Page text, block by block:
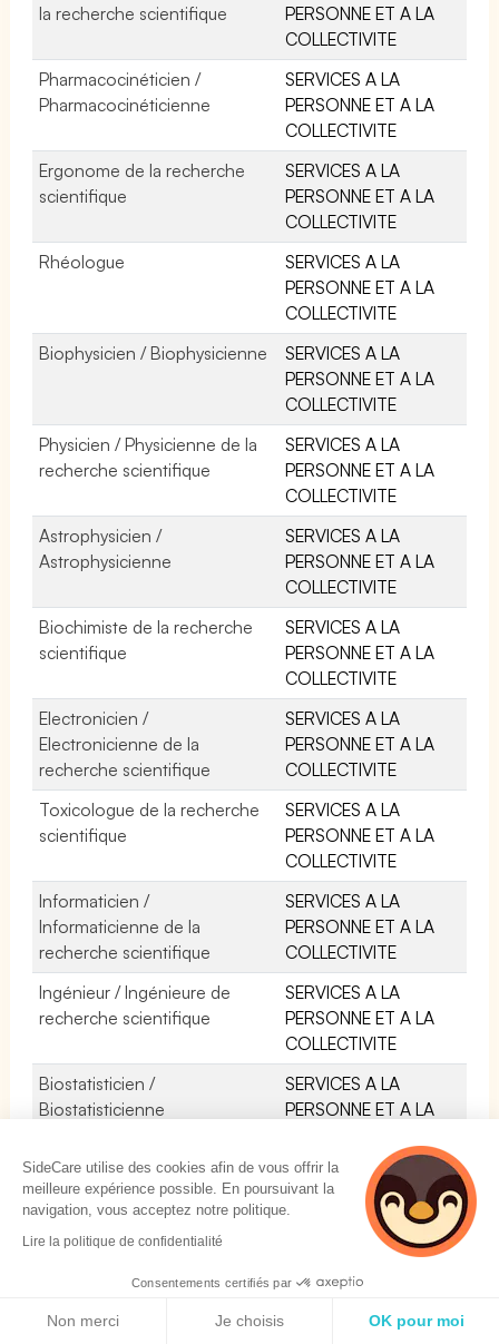
la recherche scientifique
PERSONNE ET A LA
COLLECTIVITE
Pharmacocinéticien /
Pharmacocinéticienne
SERVICES A LA
PERSONNE ET A LA
COLLECTIVITE
Ergonome de la recherche
scientifique
SERVICES A LA
PERSONNE ET A LA
COLLECTIVITE
Rhéologue
SERVICES A LA
PERSONNE ET A LA
COLLECTIVITE
Biophysicien / Biophysicienne
SERVICES A LA
PERSONNE ET A LA
COLLECTIVITE
Physicien / Physicienne de la
recherche scientifique
SERVICES A LA
PERSONNE ET A LA
COLLECTIVITE
Astrophysicien /
Astrophysicienne
SERVICES A LA
PERSONNE ET A LA
COLLECTIVITE
Biochimiste de la recherche
scientifique
SERVICES A LA
PERSONNE ET A LA
COLLECTIVITE
Electronicien /
Electronicienne de la
recherche scientifique
SERVICES A LA
PERSONNE ET A LA
COLLECTIVITE
Toxicologue de la recherche
scientifique
SERVICES A LA
PERSONNE ET A LA
COLLECTIVITE
Informaticien /
Informaticienne de la
recherche scientifique
SERVICES A LA
PERSONNE ET A LA
COLLECTIVITE
Ingénieur / Ingénieure de
recherche scientifique
SERVICES A LA
PERSONNE ET A LA
COLLECTIVITE
Biostatisticien /
Biostatisticienne
SERVICES A LA
PERSONNE ET A LA
SideCare utilise des cookies afin de vous offrir la
meilleure expérience possible. En poursuivant la
navigation, vous acceptez notre politique.
Lire la politique de confidentialité
Consentements certifiés par
Non merci Je choisis OK pour moi